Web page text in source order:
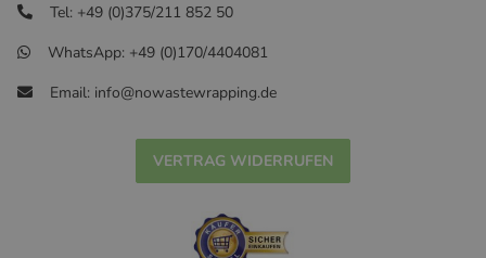
Tel: +49 (0)375/211 852 50
WhatsApp: +49 (0)170/4404081
Email: info@nowastewrapping.de
VERTRAG WIDERRUFEN